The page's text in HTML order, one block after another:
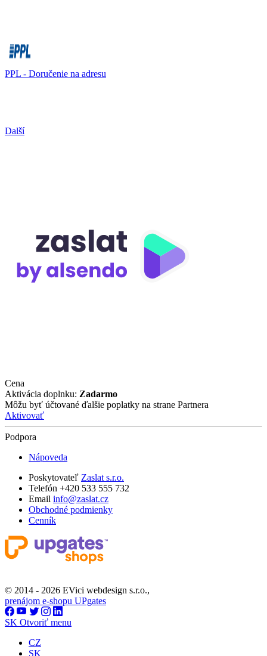
PPL - Doručenie na adresu
Další
Cena
Aktivácia doplnku: Zadarmo
Môžu byť účtované ďalšie poplatky na strane Partnera
Aktivovať
Podpora
Nápoveda
Poskytovateľ Zaslat s.r.o.
Telefón +420 533 555 732
Email info@zaslat.cz
Obchodné podmienky
Cenník
© 2014 - 2026 EVici webdesign s.r.o.,
prenájom e-shopu UPgates
SK Otvoriť menu
CZ
SK